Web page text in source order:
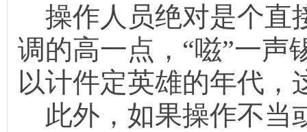
操作人员绝对是个直
调的高一点，“嗞”一声
以计件定英雄的年代
此外，如果操作不当